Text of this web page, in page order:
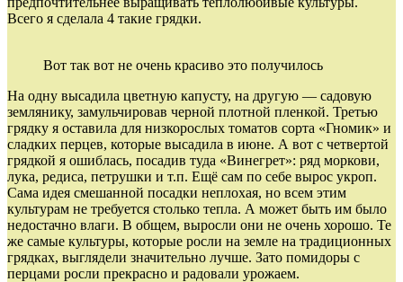
Всего я сделала 4 такие грядки.
Вот так вот не очень красиво это получилось
На одну высадила цветную капусту, на другую — садовую
землянику, замульчировав черной плотной пленкой. Третью
грядку я оставила для низкорослых томатов сорта «Гномик» и
сладких перцев, которые высадила в июне. А вот с четвертой
грядкой я ошиблась, посадив туда «Винегрет»: ряд моркови,
лука, редиса, петрушки и т.п. Ещё сам по себе вырос укроп.
Сама идея смешанной посадки неплохая, но всем этим
культурам не требуется столько тепла. А может быть им было
недостачно влаги. В общем, выросли они не очень хорошо. Те
же самые культуры, которые росли на земле на традиционных
грядках, выглядели значительно лучше. Зато помидоры с
перцами росли прекрасно и радовали урожаем.